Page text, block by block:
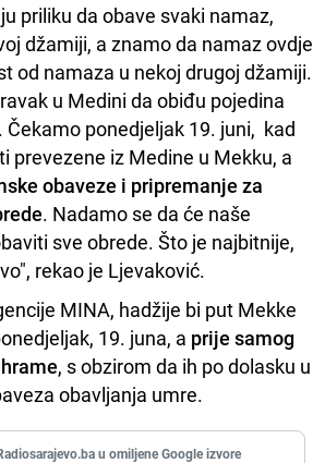
priliku da obave svaki namaz,
džamiji, a znamo da namaz ovdje
od namaza u nekoj drugoj džamiji.
u Medini da obiđu pojedina
ponedjeljak 19. juni, kad
prevezene iz Medine u Mekku, a
obaveze i pripremanje za
. Nadamo se da će naše
sve obrede. Što je najbitnije,
rekao je Ljevaković.
MINA, hadžije bi put Mekke
19. juna, a prije samog
, s obzirom da ih po dolasku u
obavljanja umre.
u omiljene Google izvore